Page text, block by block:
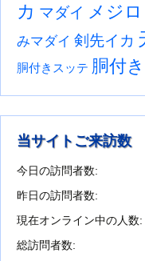
カ マダイ メジロ
みマダイ 剣先イカ
胴付きスッテ 胴付
当サイトご来訪数
今日の訪問者数:
昨日の訪問者数:
現在オンライン中の人数:
総訪問者数: